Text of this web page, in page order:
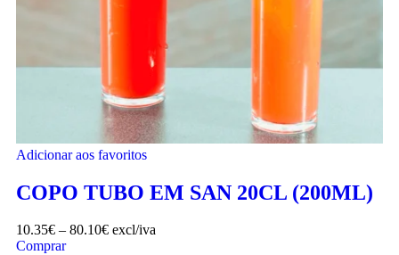
Adicionar aos favoritos
COPO TUBO EM SAN 20CL (200ML)
10.35€ – 80.10€ excl/iva
Comprar